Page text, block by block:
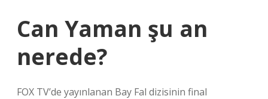
Can Yaman şu an
nerede?
FOX TV’de yayınlanan Bay Fal dizisinin final